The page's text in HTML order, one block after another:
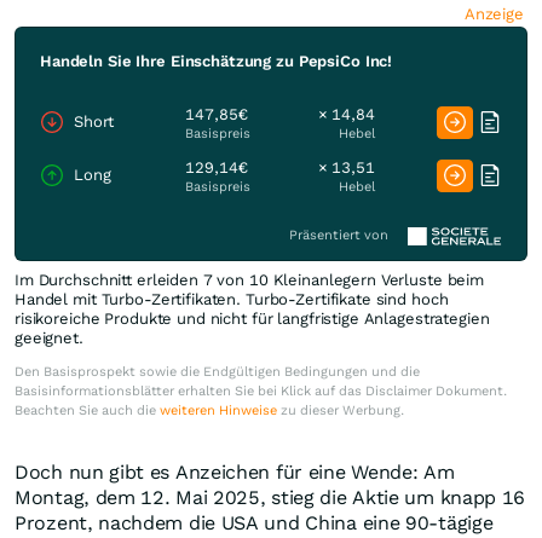
Anzeige
Handeln Sie Ihre Einschätzung zu PepsiCo Inc!
Short 147,85€
Basispreis
× 14,84
Hebel
Long 129,14€
Basispreis
× 13,51
Hebel
Präsentiert von
Im Durchschnitt erleiden 7 von 10 Kleinanlegern Verluste beim
Handel mit Turbo-Zertifikaten. Turbo-Zertifikate sind hoch
risikoreiche Produkte und nicht für langfristige Anlagestrategien
geeignet.
Den Basisprospekt sowie die Endgültigen Bedingungen und die
Basisinformationsblätter erhalten Sie bei Klick auf das Disclaimer Dokument.
Beachten Sie auch die weiteren Hinweise zu dieser Werbung.
Doch nun gibt es Anzeichen für eine Wende: Am
Montag, dem 12. Mai 2025, stieg die Aktie um knapp 16
Prozent, nachdem die USA und China eine 90-tägige